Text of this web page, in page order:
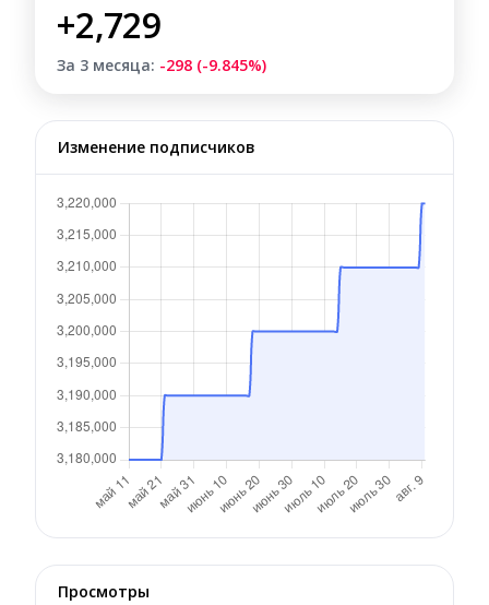
+2,729
За 3 месяца: -298 (-9.845%)
Изменение подписчиков
Просмотры